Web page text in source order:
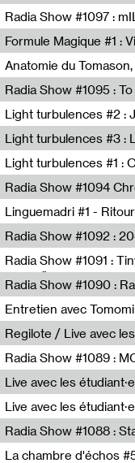
Sophie Auger-Grappin
Radia Show #1097 :
Formule Magique #1 :
Nathalie
Loraine Baud,Sylvain
Usmaradio
Lutèce Lockness
Jérôme Game,Jean-
Reboot.fm
Linguemadri #1 -
Meris Angioletti
Radia Show #1092 :
Diffusion FM
Radia Show #1091 :
Radio Študent
Wave Farm
Entretien avec
Tomomi
Radio Panik
Live avec les
Live avec les
Resonance
La chambre d'échos